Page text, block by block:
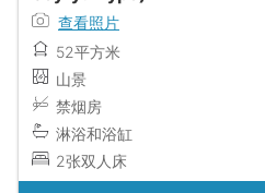
查看照片
52平方米
山景
禁烟房
淋浴和浴缸
2张双人床